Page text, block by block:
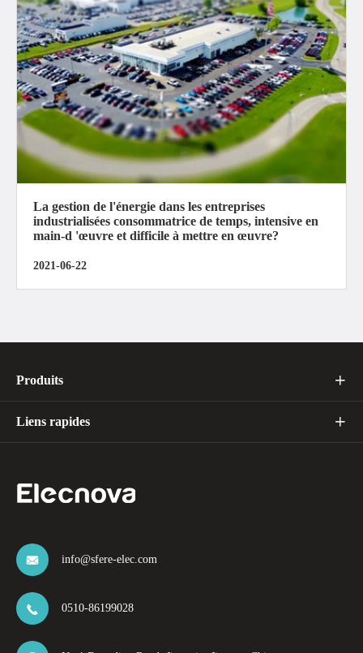
La gestion de l'énergie dans les entreprises
industrialisées consommatrice de temps, intensive en
main-d 'œuvre et difficile à mettre en œuvre?
2021-06-22
Produits 
Liens rapides 
 info@sfere-elec.com
 0510-86199028